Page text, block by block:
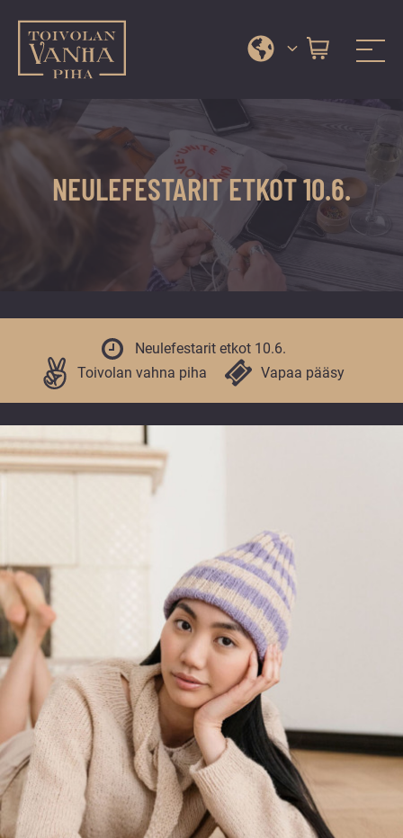
suoraan
sisältöön
Toivolan vanha piha
kauneimmassa
pihapiirissä
erilaiset
palvelut
hetkiä
ympäri
vuoden.
NEULEFESTARIT ETKOT 10.6.
Neulefestarit etkot 10.6.
Toivolan vahna piha
Vapaa pääsy